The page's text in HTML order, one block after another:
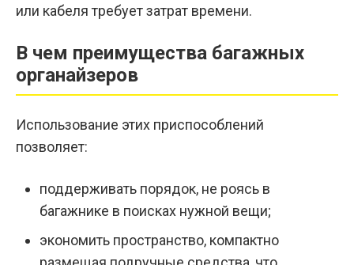
или кабеля требует затрат времени.
В чем преимущества багажных
органайзеров
Использование этих приспособлений
позволяет:
поддерживать порядок, не роясь в
багажнике в поисках нужной вещи;
экономить пространство, компактно